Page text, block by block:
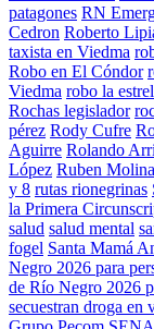
patagones RN
Cedron Roberto
taxista en Viedma
Robo en El Cóndor
Viedma robo la
Rochas legislador
pérez Rody Cufre
Aguirre Rolando
López Ruben
y 8 rutas rionegrinas
la Primera
salud salud mental
fogel Santa Mamá
Negro 2026 para
de Río Negro 2026
secuestran droga en